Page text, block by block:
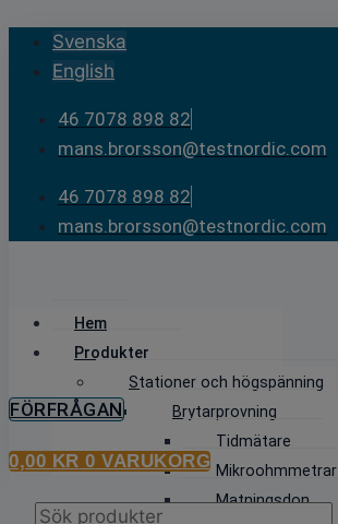
Skip
content
Svenska
English
46 7078 898 82
mans.brorsson@testnordic.com
46 7078 898 82
mans.brorsson@testnordic.com
Hem
Produkter
Stationer och högspänning
Brytarprovning
Tidmätare
Mikroohmmetrar
Matningsdon
FÖRFRÅGAN
0,00 KR 0 VARUKORG
Products